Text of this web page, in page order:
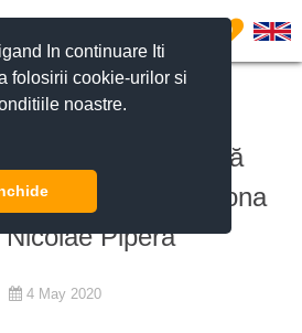
In continuare Iti
folosirii cookie-urilor si
noastre.
0
închiriat
caută o casă
rezidential zona
Pipera
4 May 2020